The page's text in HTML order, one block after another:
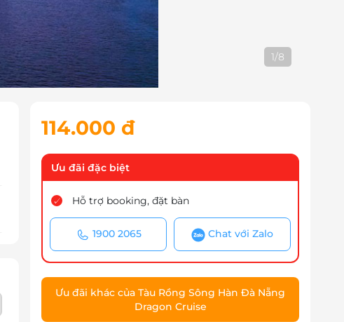
2/8
114.000 đ
Ưu đãi đặc biệt
Hỗ trợ booking, đặt bàn
1900 2065 Chat với Zalo
Ưu đãi khác của Tàu Rồng Sông Hàn Đà Nẵng
Dragon Cruise